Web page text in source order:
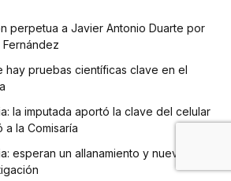
perpetua a Javier Antonio Duarte por
hay pruebas científicas clave en el
la imputada aportó la clave del celular
la Comisaría
esperan un allanamiento y nuevas